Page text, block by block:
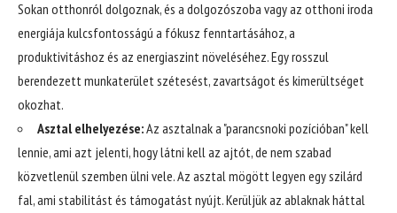
Sokan otthonról dolgoznak, és a dolgozószoba vagy az otthoni iroda
energiája kulcsfontosságú a fókusz fenntartásához, a
produktivitáshoz és az energiaszint növeléséhez. Egy rosszul
berendezett munkaterület szétesést, zavartságot és kimerültséget
okozhat.
Asztal elhelyezése:Az asztalnak a "parancsnoki pozícióban" kell
lennie, ami azt jelenti, hogy látni kell az ajtót, de nem szabad
közvetlenül szemben ülni vele. Az asztal mögött legyen egy szilárd
fal, ami stabilitást és támogatást nyújt. Kerüljük az ablaknak háttal